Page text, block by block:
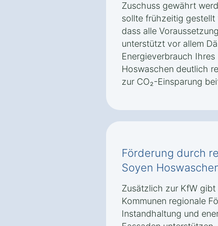
Zuschuss gewährt
sollte frühzeitig gestellt
dass alle
unterstützt vor allem
Energieverbrauch
Hoswaschen deutlich
zur CO₂-Einsparung
Förderung durch
Soyen
Zusätzlich zur KfW gibt
Kommunen regionale
Instandhaltung und